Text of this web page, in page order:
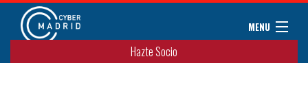
MENU
Sobre CyberMadrid
Hazte Socio